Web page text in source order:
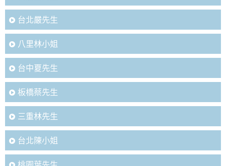
台北嚴先生
八里林小姐
台中夏先生
板橋蔡先生
三重林先生
台北陳小姐